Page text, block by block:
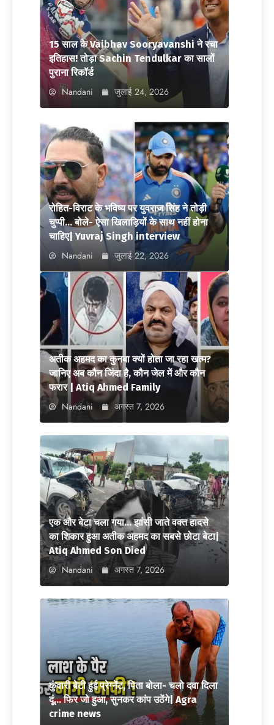
15 साल के Vaibhav Sooryavanshi ने रचा
इतिहास! तोड़ा Sachin Tendulkar का सालों
पुराना रिकॉर्ड
Nandani जुलाई 24, 2026
रोहित-विराट के भविष्य पर युवराज सिंह ने तोड़ी
चुप्पी… बोले- ऐसा खिलाड़ियों के साथ नहीं होना
चाहिए| Yuvraj Singh interview
Nandani जुलाई 22, 2026
अतीक अहमद का कुनबा क्यों होता जा रहा खत्म?
जानिए अब कौन जिंदा है, कौन जेल में और कौन
फरार | Atiq Ahmed Family
Nandani अगस्त 7, 2026
एक और बेटा चला गया… झांसी जाते वक्त हादसे
का शिकार हुआ अतीक अहमद का सबसे छोटा बेटा|
Atiq Ahmed Son Died
Nandani अगस्त 7, 2026
कुंवारी बेटी हुई प्रेग्नेंट, पिता बोला- चलो दवा दिला
दूं… फिर जो हुआ, सुनकर कांप उठेंगे| Agra
crime news